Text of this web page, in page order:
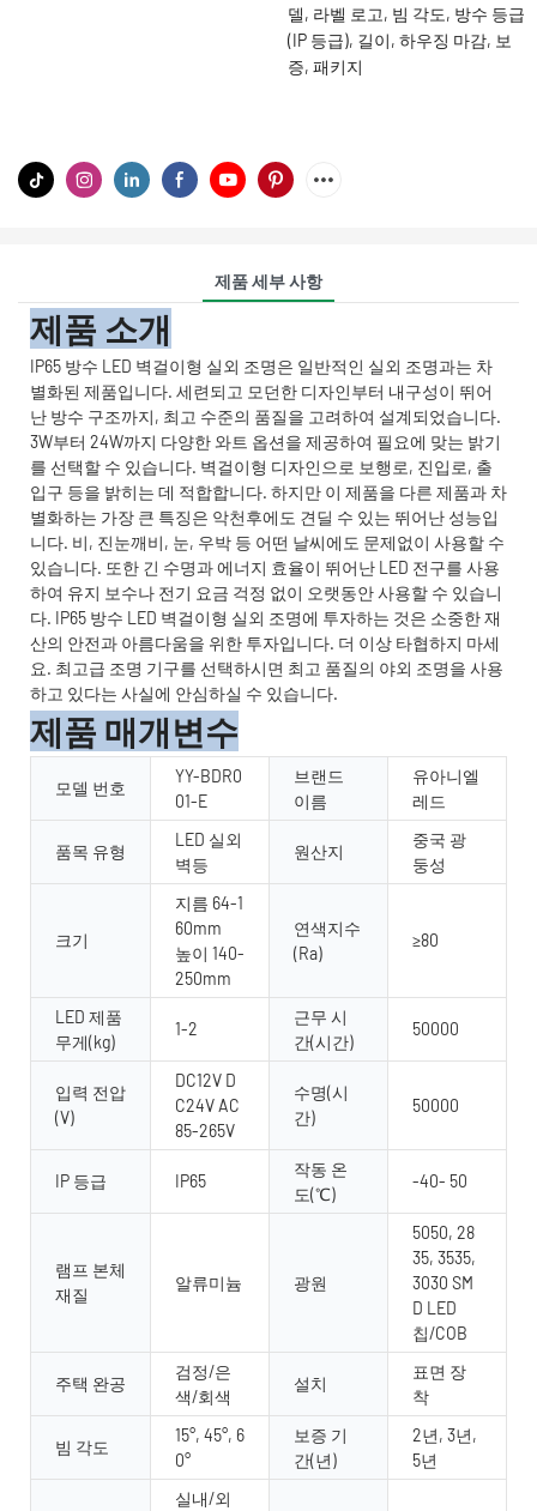
델, 라벨 로고, 빔 각도, 방수 등급
(IP 등급), 길이, 하우징 마감, 보
증, 패키지
제품 세부 사항
제품 소개
IP65 방수 LED 벽걸이형 실외 조명은 일반적인 실외 조명과는 차
별화된 제품입니다. 세련되고 모던한 디자인부터 내구성이 뛰어
난 방수 구조까지, 최고 수준의 품질을 고려하여 설계되었습니다.
3W부터 24W까지 다양한 와트 옵션을 제공하여 필요에 맞는 밝기
를 선택할 수 있습니다. 벽걸이형 디자인으로 보행로, 진입로, 출
입구 등을 밝히는 데 적합합니다. 하지만 이 제품을 다른 제품과 차
별화하는 가장 큰 특징은 악천후에도 견딜 수 있는 뛰어난 성능입
니다. 비, 진눈깨비, 눈, 우박 등 어떤 날씨에도 문제없이 사용할 수
있습니다. 또한 긴 수명과 에너지 효율이 뛰어난 LED 전구를 사용
하여 유지 보수나 전기 요금 걱정 없이 오랫동안 사용할 수 있습니
다. IP65 방수 LED 벽걸이형 실외 조명에 투자하는 것은 소중한 재
산의 안전과 아름다움을 위한 투자입니다. 더 이상 타협하지 마세
요. 최고급 조명 기구를 선택하시면 최고 품질의 야외 조명을 사용
하고 있다는 사실에 안심하실 수 있습니다.
제품 매개변수
모델 번호
YY-BDR0
01-E
브랜드
이름
유아니엘
레드
품목 유형
LED 실외
벽등
원산지
중국 광
둥성
크기
지름 64-1
60mm
높이 140-
250mm
연색지수
(Ra)
≥80
LED 제품
무게(kg)
1-2
근무 시
간(시간)
50000
입력 전압
(V)
DC12V D
C24V AC
85-265V
수명(시
간)
50000
IP 등급 IP65
작동 온
도(℃)
-40- 50
램프 본체
재질
알류미늄 광원
5050, 28
35, 3535,
3030 SM
D LED
칩/COB
주택 완공
검정/은
색/회색
설치
표면 장
착
빔 각도
15°, 45°, 6
0°
보증 기
간(년)
2년, 3년,
5년
실내/외